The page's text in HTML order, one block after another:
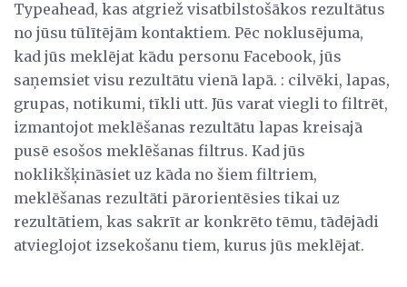
Typeahead, kas atgriež visatbilstošākos rezultātus
no jūsu tūlītējām kontaktiem. Pēc noklusējuma,
kad jūs meklējat kādu personu Facebook, jūs
saņemsiet visu rezultātu vienā lapā. : cilvēki, lapas,
grupas, notikumi, tīkli utt. Jūs varat viegli to filtrēt,
izmantojot meklēšanas rezultātu lapas kreisajā
pusē esošos meklēšanas filtrus. Kad jūs
noklikšķināsiet uz kāda no šiem filtriem,
meklēšanas rezultāti pārorientēsies tikai uz
rezultātiem, kas sakrīt ar konkrēto tēmu, tādējādi
atvieglojot izsekošanu tiem, kurus jūs meklējat.